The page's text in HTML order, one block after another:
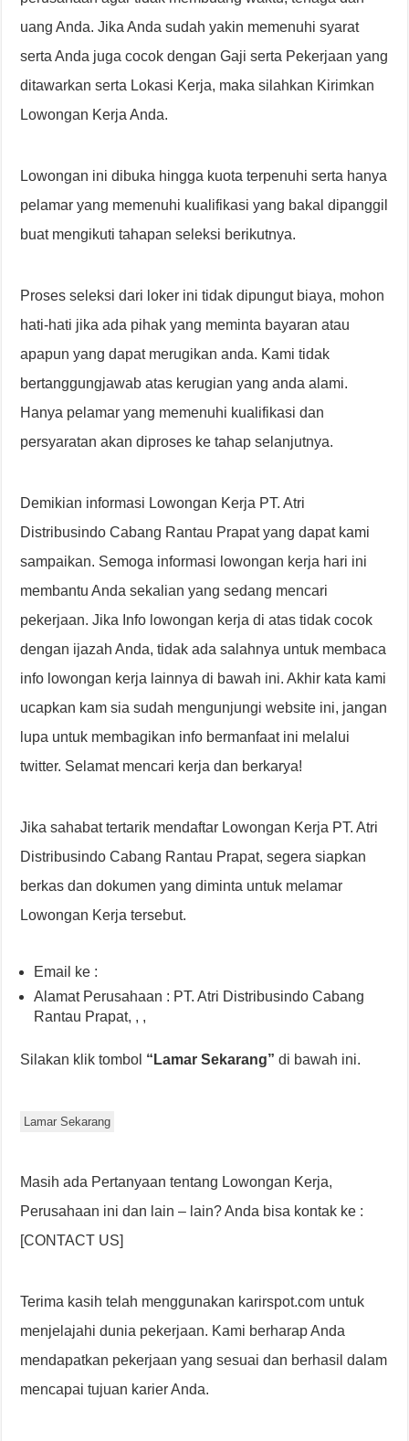
uang Anda. Jika Anda sudah yakin memenuhi syarat
serta Anda juga cocok dengan Gaji serta Pekerjaan yang
ditawarkan serta Lokasi Kerja, maka silahkan Kirimkan
Lowongan Kerja Anda.
Lowongan ini dibuka hingga kuota terpenuhi serta hanya
pelamar yang memenuhi kualifikasi yang bakal dipanggil
buat mengikuti tahapan seleksi berikutnya.
Proses seleksi dari loker ini tidak dipungut biaya, mohon
hati-hati jika ada pihak yang meminta bayaran atau
apapun yang dapat merugikan anda. Kami tidak
bertanggungjawab atas kerugian yang anda alami.
Hanya pelamar yang memenuhi kualifikasi dan
persyaratan akan diproses ke tahap selanjutnya.
Demikian informasi Lowongan Kerja PT. Atri
Distribusindo Cabang Rantau Prapat yang dapat kami
sampaikan. Semoga informasi lowongan kerja hari ini
membantu Anda sekalian yang sedang mencari
pekerjaan. Jika Info lowongan kerja di atas tidak cocok
dengan ijazah Anda, tidak ada salahnya untuk membaca
info lowongan kerja lainnya di bawah ini. Akhir kata kami
ucapkan kam sia sudah mengunjungi website ini, jangan
lupa untuk membagikan info bermanfaat ini melalui
twitter. Selamat mencari kerja dan berkarya!
Jika sahabat tertarik mendaftar Lowongan Kerja PT. Atri
Distribusindo Cabang Rantau Prapat, segera siapkan
berkas dan dokumen yang diminta untuk melamar
Lowongan Kerja tersebut.
Email ke :
Alamat Perusahaan : PT. Atri Distribusindo Cabang
Rantau Prapat, , ,
Silakan klik tombol “Lamar Sekarang” di bawah ini.
Lamar Sekarang
Masih ada Pertanyaan tentang Lowongan Kerja,
Perusahaan ini dan lain – lain? Anda bisa kontak ke :
[CONTACT US]
Terima kasih telah menggunakan karirspot.com untuk
menjelajahi dunia pekerjaan. Kami berharap Anda
mendapatkan pekerjaan yang sesuai dan berhasil dalam
mencapai tujuan karier Anda.